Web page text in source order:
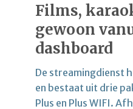
Films,
gewoon
dashboard
De streamingdienst
en bestaat uit drie
Plus en Plus WIFI.